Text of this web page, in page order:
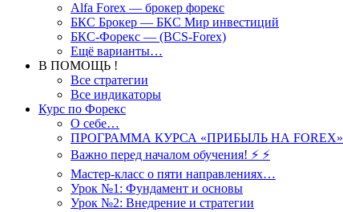
Alfa Forex — брокер форекс
БКС Брокер — БКС Мир инвестиций
БКС-Форекс — (BCS-Forex)
Ещё варианты…
В ПОМОЩЬ !
Все стратегии
Все индикаторы
Курс по Форекс
О себе…
ПРОГРАММА КУРСА «ПРИБЫЛЬ НА FOREX»
Важно перед началом обучения! ⚡ ⚡
Мастер-класс о пяти направлениях…
Урок №1: Фундамент и основы
Урок №2: Внедрение и стратегии